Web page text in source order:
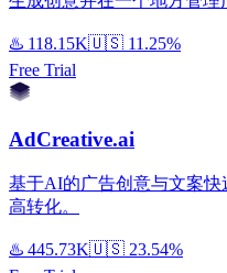
♨️ 118.15K🇺🇸 11.25%
Free Trial
AdCreative.ai
基于AI的广告创意与文案
高转化。
♨️ 445.73K🇺🇸 23.54%